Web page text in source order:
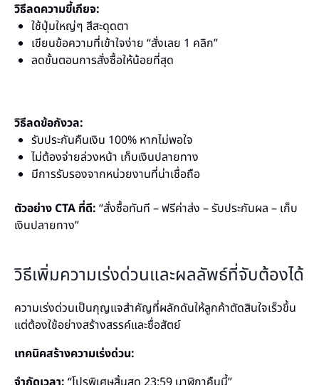
วิธีลดความขี้เกียจ:
ใช้ปุ่มใหญ่ๆ สีสะดุดตา
เขียนข้อความที่เข้าใจง่าย “สั่งเลย 1 คลิก”
ลดขั้นตอนการสั่งซื้อให้น้อยที่สุด
วิธีลดข้อกังวล:
รับประกันคืนเงิน 100% หากไม่พอใจ
ไม่ต้องจ่ายล่วงหน้า เก็บเงินปลายทาง
มีการรับรองจากหน่วยงานที่น่าเชื่อถือ
ตัวอย่าง CTA ที่ดี: “สั่งซื้อทันที – ฟรีค่าส่ง – รับประกันผล – เก็บ
เงินปลายทาง”
วิธีเพิ่มความเร่งด่วนและผลลัพธ์ที่จับต้องได้
ความเร่งด่วนเป็นกุญแจสำคัญที่ผลักดันให้ลูกค้าตัดสินใจเร็วขึ้น
แต่ต้องใช้อย่างสร้างสรรค์และซื่อสัตย์
เทคนิคสร้างความเร่งด่วน: